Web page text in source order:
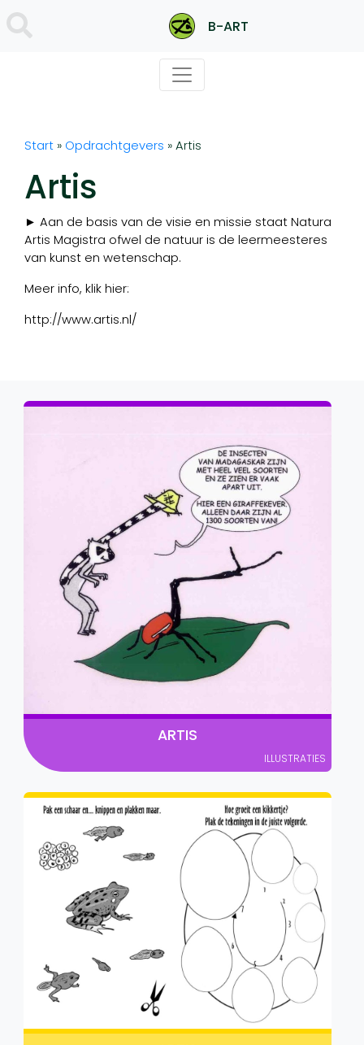
B-ART
Start » Opdrachtgevers » Artis
Artis
► Aan de basis van de visie en missie staat Natura
Artis Magistra ofwel de natuur is de leermeesteres
van kunst en wetenschap.
Meer info, klik hier:
http://www.artis.nl/
ARTIS
ILLUSTRATIES